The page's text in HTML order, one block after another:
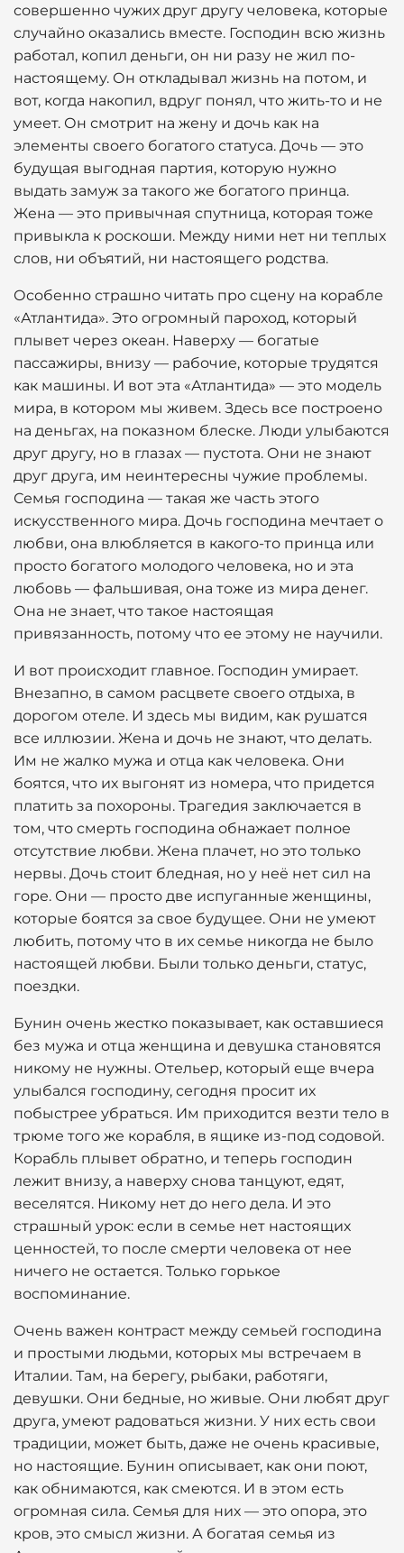
совершенно чужих друг другу человека, которые
случайно оказались вместе. Господин всю жизнь
работал, копил деньги, он ни разу не жил по-
настоящему. Он откладывал жизнь на потом, и
вот, когда накопил, вдруг понял, что жить-то и не
умеет. Он смотрит на жену и дочь как на
элементы своего богатого статуса. Дочь — это
будущая выгодная партия, которую нужно
выдать замуж за такого же богатого принца.
Жена — это привычная спутница, которая тоже
привыкла к роскоши. Между ними нет ни теплых
слов, ни объятий, ни настоящего родства.
Особенно страшно читать про сцену на корабле
«Атлантида». Это огромный пароход, который
плывет через океан. Наверху — богатые
пассажиры, внизу — рабочие, которые трудятся
как машины. И вот эта «Атлантида» — это модель
мира, в котором мы живем. Здесь все построено
на деньгах, на показном блеске. Люди улыбаются
друг другу, но в глазах — пустота. Они не знают
друг друга, им неинтересны чужие проблемы.
Семья господина — такая же часть этого
искусственного мира. Дочь господина мечтает о
любви, она влюбляется в какого-то принца или
просто богатого молодого человека, но и эта
любовь — фальшивая, она тоже из мира денег.
Она не знает, что такое настоящая
привязанность, потому что ее этому не научили.
И вот происходит главное. Господин умирает.
Внезапно, в самом расцвете своего отдыха, в
дорогом отеле. И здесь мы видим, как рушатся
все иллюзии. Жена и дочь не знают, что делать.
Им не жалко мужа и отца как человека. Они
боятся, что их выгонят из номера, что придется
платить за похороны. Трагедия заключается в
том, что смерть господина обнажает полное
отсутствие любви. Жена плачет, но это только
нервы. Дочь стоит бледная, но у неё нет сил на
горе. Они — просто две испуганные женщины,
которые боятся за свое будущее. Они не умеют
любить, потому что в их семье никогда не было
настоящей любви. Были только деньги, статус,
поездки.
Бунин очень жестко показывает, как оставшиеся
без мужа и отца женщина и девушка становятся
никому не нужны. Отельер, который еще вчера
улыбался господину, сегодня просит их
побыстрее убраться. Им приходится везти тело в
трюме того же корабля, в ящике из-под содовой.
Корабль плывет обратно, и теперь господин
лежит внизу, а наверху снова танцуют, едят,
веселятся. Никому нет до него дела. И это
страшный урок: если в семье нет настоящих
ценностей, то после смерти человека от нее
ничего не остается. Только горькое
воспоминание.
Очень важен контраст между семьей господина
и простыми людьми, которых мы встречаем в
Италии. Там, на берегу, рыбаки, работяги,
девушки. Они бедные, но живые. Они любят друг
друга, умеют радоваться жизни. У них есть свои
традиции, может быть, даже не очень красивые,
но настоящие. Бунин описывает, как они поют,
как обнимаются, как смеются. И в этом есть
огромная сила. Семья для них — это опора, это
кров, это смысл жизни. А богатая семья из